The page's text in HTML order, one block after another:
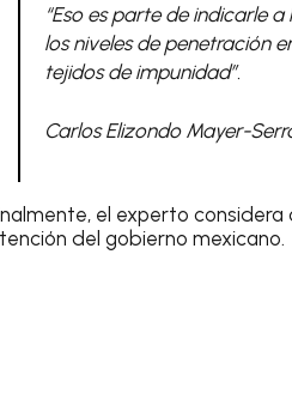
“Eso es parte de indicarle
los niveles de penetración
tejidos de impunidad”.
Carlos Elizondo Mayer-
el experto considera
del gobierno mexicano.